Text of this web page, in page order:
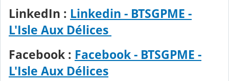
LinkedIn : Linkedin - BTSGPME -
L'Isle Aux Délices
Facebook : Facebook - BTSGPME -
L'Isle Aux Délices